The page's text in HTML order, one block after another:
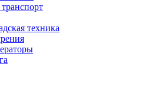
техника